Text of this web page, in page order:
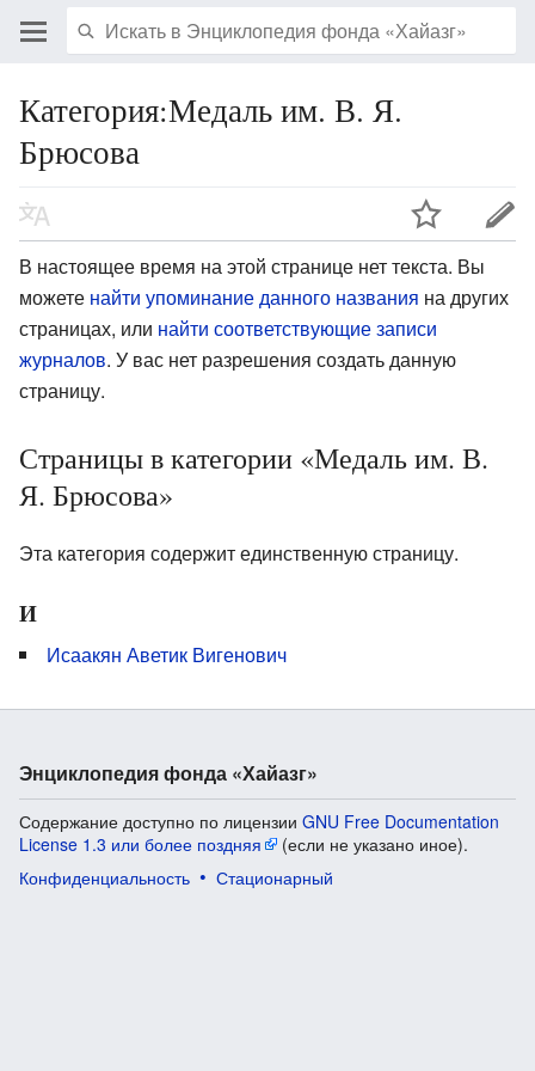
Категория:Медаль им. В. Я.
Брюсова
В настоящее время на этой странице нет текста. Вы
можете найти упоминание данного названия на других
страницах, или найти соответствующие записи
журналов. У вас нет разрешения создать данную
страницу.
Страницы в категории «Медаль им. В.
Я. Брюсова»
Эта категория содержит единственную страницу.
И
Исаакян Аветик Вигенович
Энциклопедия фонда «Хайазг»
Содержание доступно по лицензии GNU Free Documentation
License 1.3 или более поздняя
(если не указано иное).
Конфиденциальность
Стационарный